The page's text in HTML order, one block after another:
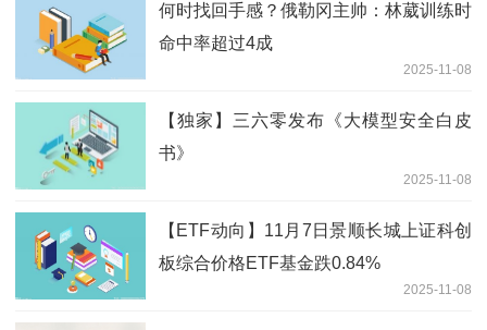
何时找回手感？俄勒冈主帅：林葳训练时
命中率超过4成
2025-11-08
【独家】三六零发布《大模型安全白皮
书》
2025-11-08
【ETF动向】11月7日景顺长城上证科创
板综合价格ETF基金跌0.84%
2025-11-08